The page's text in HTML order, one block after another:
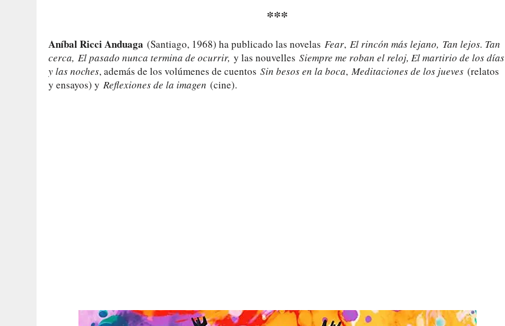
***
Aníbal Ricci Anduaga (Santiago, 1968) ha publicado las novelas Fear, El rincón más lejano, Tan lejos. Tan
cerca, El pasado nunca termina de ocurrir, y las nouvelles Siempre me roban el reloj, El martirio de los días
y las noches, además de los volúmenes de cuentos Sin besos en la boca,Meditaciones de los jueves (relatos
y ensayos) y Reflexiones de la imagen (cine).